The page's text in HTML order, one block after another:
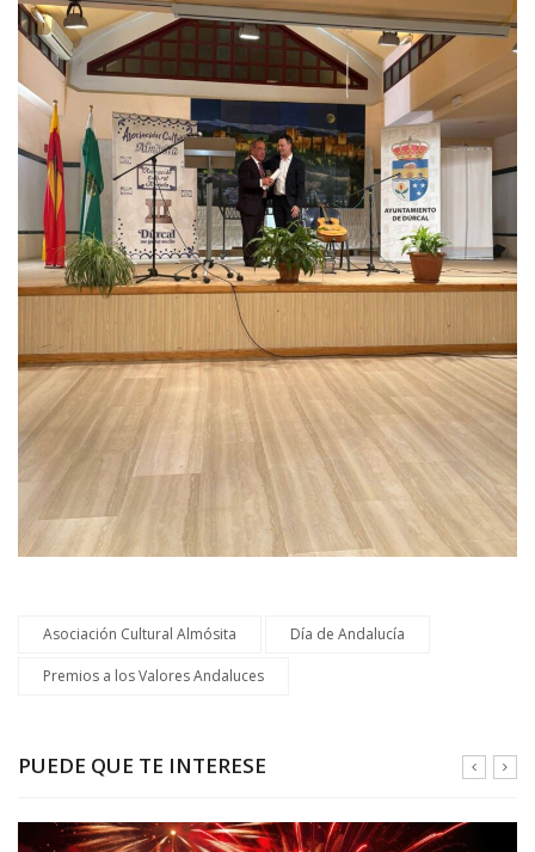
Asociación Cultural Almósita Día de Andalucía
Premios a los Valores Andaluces
PUEDE QUE TE INTERESE